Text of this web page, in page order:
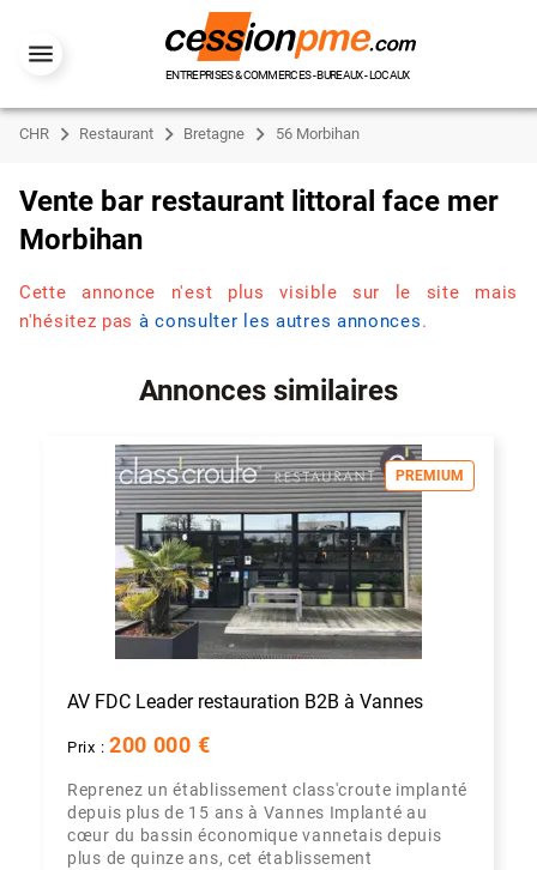
ENTREPRISES & COMMERCES - BUREAUX - LOCAUX
CHR Restaurant Bretagne 56 Morbihan
Vente bar restaurant littoral face mer
Morbihan
Cette annonce n'est plus visible sur le site mais
n'hésitez pas à consulter les autres annonces.
Annonces similaires
PREMIUM
AV FDC Leader restauration B2B à Vannes
Prix : 200 000 €
Reprenez un établissement class'croute implanté
depuis plus de 15 ans à Vannes Implanté au
cœur du bassin économique vannetais depuis
plus de quinze ans, cet établissement